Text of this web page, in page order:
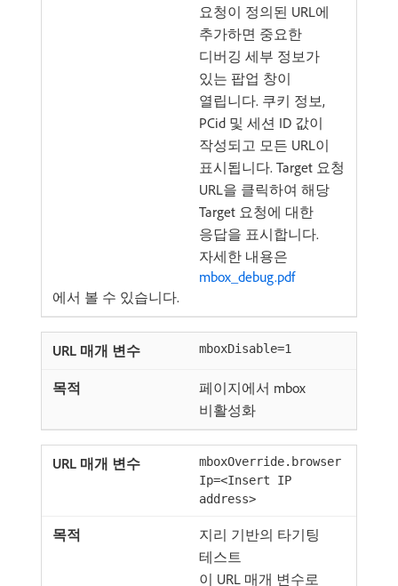
요청이 정의된 URL에
추가하면 중요한
디버깅 세부 정보가
있는 팝업 창이
열립니다. 쿠키 정보,
PCid 및 세션 ID 값이
작성되고 모든 URL이
표시됩니다. Target 요청
URL을 클릭하여 해당
Target 요청에 대한
응답을 표시합니다.
자세한 내용은
mbox_debug.pdf
에서 볼 수 있습니다.
mboxDisable=1
페이지에서 mbox
비활성화
mboxOverride.browser
Ip=<Insert IP
address>
지리 기반의 타기팅
테스트
이 URL 매개 변수로